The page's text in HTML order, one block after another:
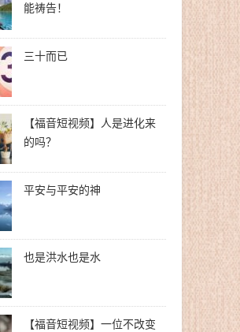
能祷告！
三十而已
【福音短视频】人是进化来
的吗？
平安与平安的神
也是洪水也是水
【福音短视频】一位不改变